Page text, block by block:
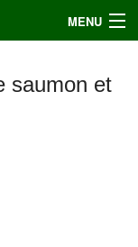
MENU
saumon et